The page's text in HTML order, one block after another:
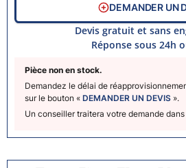
Pièce non en stock.
Demandez le délai de
sur le bouton « DEMANDER UN DEVIS ».
Un conseiller traitera votre demande
DEMANDER UN
Devis gratuit et sans
Réponse sous 24h